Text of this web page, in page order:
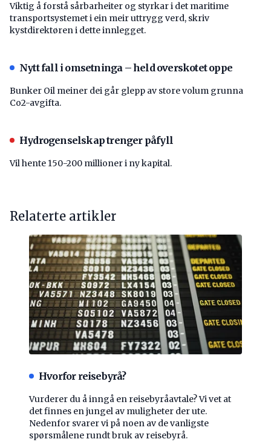
Viktig å forstå ­sårbarheiter og styrkar i det maritime
transport­systemet i ein meir uttrygg verd, skriv
kystdirektøren i dette innlegget.
Nytt fall i omsetninga – held overskotet oppe
Bunker Oil meiner dei går glepp av store volum grunna
Co2-avgifta.
Hydrogenselskap trenger påfyll
Vil hente 150-200 millioner i ny kapital.
Relaterte artikler
Hvorfor reisebyrå?
Vurderer du å inngå en reisebyråavtale? Vi vet at
det finnes en jungel av muligheter der ute.
Nedenfor svarer vi på noen av de vanligste
spørsmålene rundt bruk av reisebyrå.